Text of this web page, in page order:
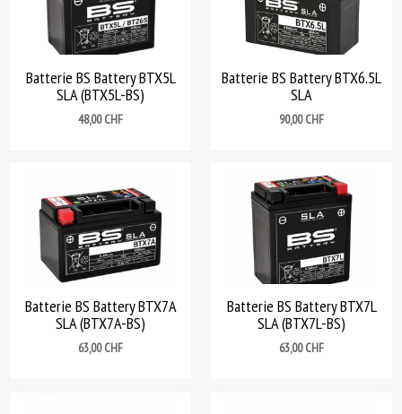
Batterie BS Battery BTX5L
SLA (BTX5L-BS)
Prix
48,00 CHF
Batterie BS Battery BTX6.5L
SLA
Prix
90,00 CHF
Batterie BS Battery BTX7A
SLA (BTX7A-BS)
Prix
63,00 CHF
Batterie BS Battery BTX7L
SLA (BTX7L-BS)
Prix
63,00 CHF